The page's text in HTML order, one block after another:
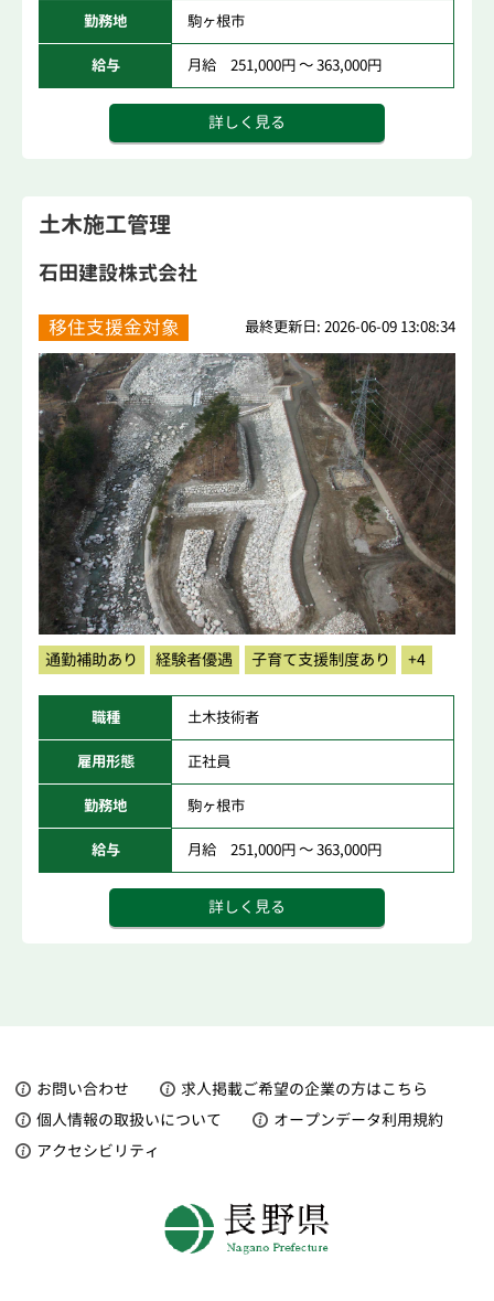
勤務地 駒ヶ根市
給与 月給 251,000円 ～ 363,000円
詳しく見る
土木施工管理
石田建設株式会社
移住支援金対象 最終更新日: 2026-06-09 13:08:34
通勤補助あり 経験者優遇 子育て支援制度あり +4
職種 土木技術者
雇用形態 正社員
勤務地 駒ヶ根市
給与 月給 251,000円 ～ 363,000円
詳しく見る
お問い合わせ
求人掲載ご希望の企業の方はこちら
個人情報の取扱いについて
オープンデータ利用規約
アクセシビリティ